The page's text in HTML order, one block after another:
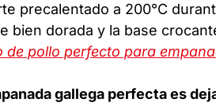
precalentado a 200°C
bien dorada y la base
de pollo perfecto para
gallega perfecta es